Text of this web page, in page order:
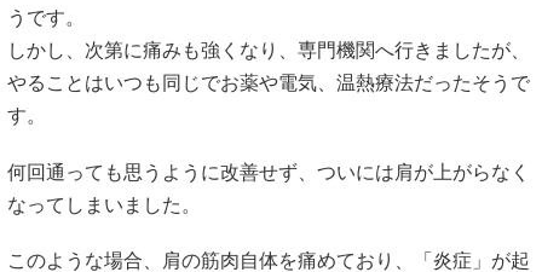
うです。
しかし、次第に痛みも強くなり、専門機関へ行きましたが、
やることはいつも同じでお薬や電気、温熱療法だったそうで
す。
何回通っても思うように改善せず、ついには肩が上がらなく
なってしまいました。
このような場合、肩の筋肉自体を痛めており、「炎症」が起